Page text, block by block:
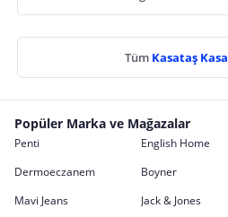
Tüm Kasataş Kasa
Popüler Marka ve Mağazalar
Penti English Home
Dermoeczanem
Boyner
Mavi Jeans
Jack & Jones